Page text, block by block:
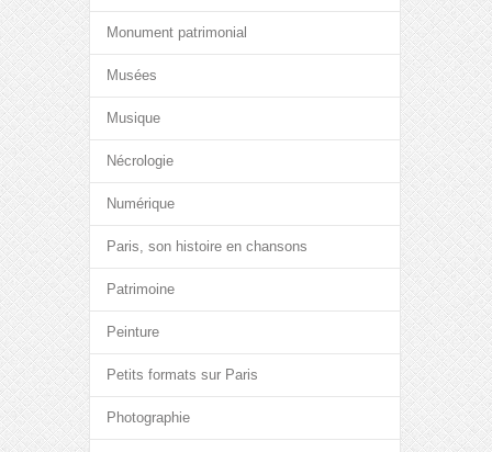
Monument patrimonial
Musées
Musique
Nécrologie
Numérique
Paris, son histoire en chansons
Patrimoine
Peinture
Petits formats sur Paris
Photographie